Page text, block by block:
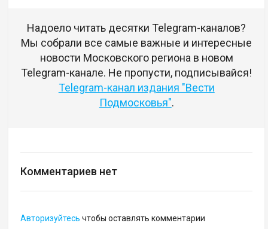
Надоело читать десятки Telegram-каналов?
Мы собрали все самые важные и интересные
новости Московского региона в новом
Telegram-канале. Не пропусти, подписывайся!
Telegram-канал издания "Вести
Подмосковья".
Комментариев нет
Авторизуйтесь чтобы оставлять комментарии